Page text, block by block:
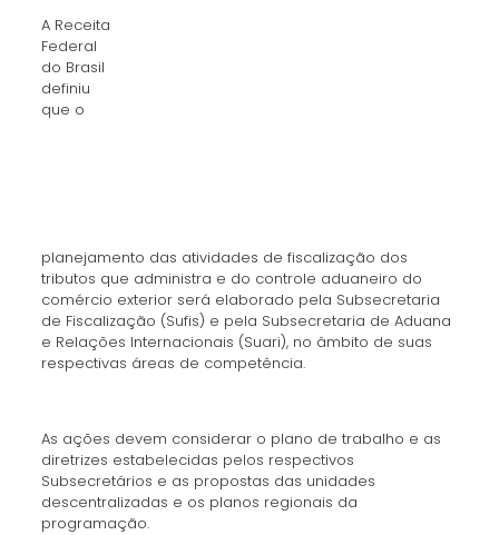
A Receita
Federal
do Brasil
definiu
que o
planejamento das atividades de fiscalização dos
tributos que administra e do controle aduaneiro do
comércio exterior será elaborado pela Subsecretaria
de Fiscalização (Sufis) e pela Subsecretaria de Aduana
e Relações Internacionais (Suari), no âmbito de suas
respectivas áreas de competência.
As ações devem considerar o plano de trabalho e as
diretrizes estabelecidas pelos respectivos
Subsecretários e as propostas das unidades
descentralizadas e os planos regionais da
programação.